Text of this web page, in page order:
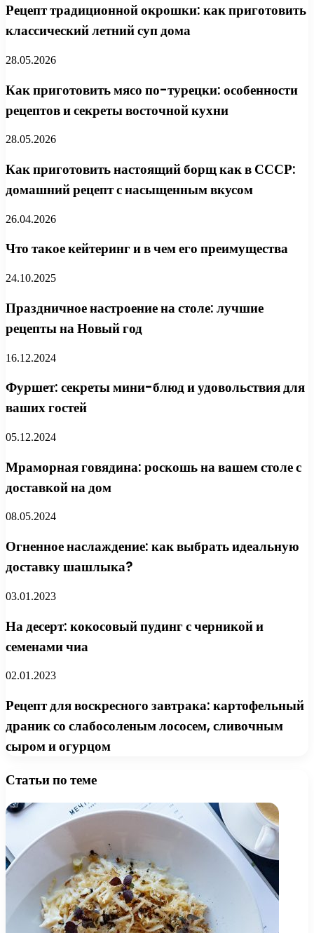
Рецепт традиционной окрошки: как приготовить
классический летний суп дома
28.05.2026
Как приготовить мясо по-турецки: особенности
рецептов и секреты восточной кухни
28.05.2026
Как приготовить настоящий борщ как в СССР:
домашний рецепт с насыщенным вкусом
26.04.2026
Что такое кейтеринг и в чем его преимущества
24.10.2025
Праздничное настроение на столе: лучшие
рецепты на Новый год
16.12.2024
Фуршет: секреты мини-блюд и удовольствия для
ваших гостей
05.12.2024
Мраморная говядина: роскошь на вашем столе с
доставкой на дом
08.05.2024
Огненное наслаждение: как выбрать идеальную
доставку шашлыка?
03.01.2023
На десерт: кокосовый пудинг с черникой и
семенами чиа
02.01.2023
Рецепт для воскресного завтрака: картофельный
драник со слабосоленым лососем, сливочным
сыром и огурцом
Статьи по теме